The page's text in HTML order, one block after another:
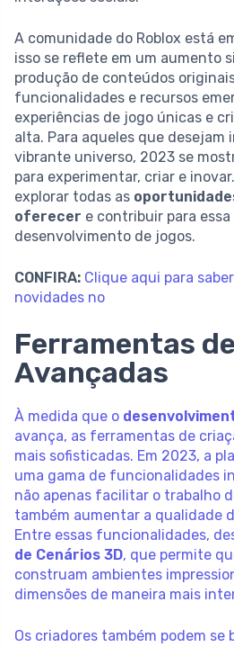
A comunidade do Roblox está
isso se reflete em um aumento
produção de conteúdos
funcionalidades e recursos
experiências de jogo únicas e
alta. Para aqueles que desejam
vibrante universo, 2023 se
para experimentar, criar e
explorar todas as
oferecer e contribuir para
desenvolvimento de jogos.
CONFIRA: Clique aqui para
novidades no
Ferramentas
Avançadas
À medida que o
avança, as ferramentas de
mais sofisticadas. Em 2023, a
uma gama de funcionalidades
não apenas facilitar o trabalho
também aumentar a qualidade
Entre essas funcionalidades,
de Cenários 3D, que permite
construam ambientes
dimensões de maneira mais
Os criadores também podem se